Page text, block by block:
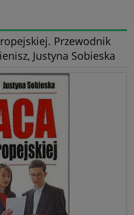
Przewodnik
Justyna Sobieska